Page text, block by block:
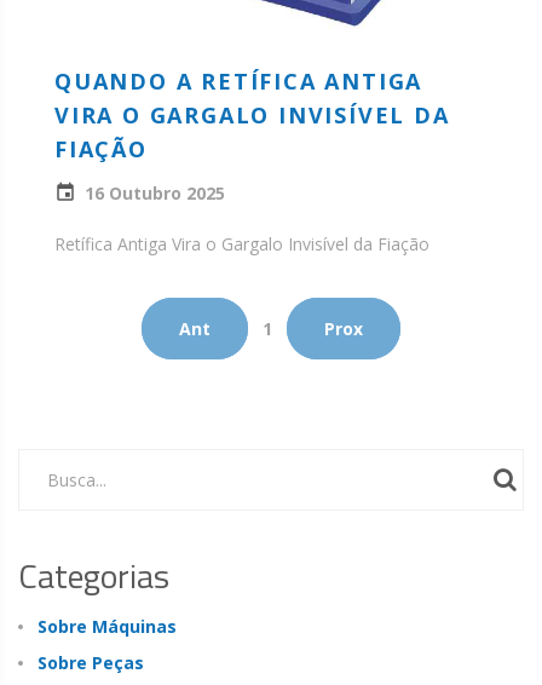
QUANDO A RETÍFICA ANTIGA
VIRA O GARGALO INVISÍVEL DA
FIAÇÃO
16 Outubro 2025
Retífica Antiga Vira o Gargalo Invisível da Fiação
Ant 1 Prox
Busca...
Categorias
Sobre Máquinas
Sobre Peças